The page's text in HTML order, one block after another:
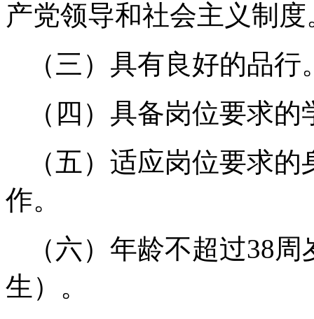
产党领导和社会主义制度
（三）具有良好的品行
（四）具备岗位要求
（五）适应岗位要求
作。
（六）年龄不超过38
生）。